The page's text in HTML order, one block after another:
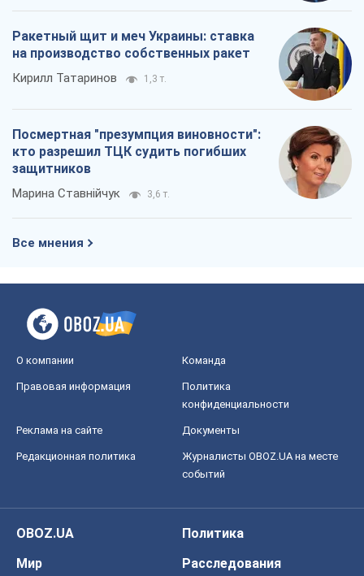
Ракетный щит и меч Украины: ставка
на производство собственных ракет
Кирилл Татаринов 1,3 т.
Посмертная "презумпция виновности":
кто разрешил ТЦК судить погибших
защитников
Марина Ставнійчук 3,6 т.
Все мнения
О компании Команда
Правовая информация
Политика
конфиденциальности
Реклама на сайте Документы
Редакционная политика
Журналисты OBOZ.UA на месте
событий
OBOZ.UA
Политика
Мир
Расследования